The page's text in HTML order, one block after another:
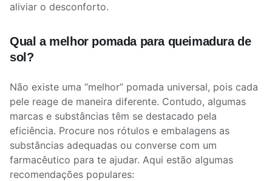
aliviar o desconforto.
Qual a melhor pomada para queimadura de
sol?
Não existe uma “melhor” pomada universal, pois cada
pele reage de maneira diferente. Contudo, algumas
marcas e substâncias têm se destacado pela
eficiência. Procure nos rótulos e embalagens as
substâncias adequadas ou converse com um
farmacêutico para te ajudar. Aqui estão algumas
recomendações populares: